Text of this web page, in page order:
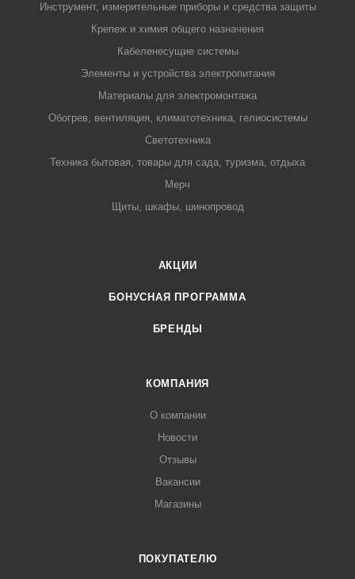
Инструмент, измерительные приборы и средства защиты
Крепеж и химия общего назначения
Кабеленесущие системы
Элементы и устройства электропитания
Материалы для электромонтажа
Обогрев, вентиляция, климатотехника, гелиосистемы
Светотехника
Техника бытовая, товары для сада, туризма, отдыха
Мерч
Щиты, шкафы, шинопровод
АКЦИИ
БОНУСНАЯ ПРОГРАММА
БРЕНДЫ
КОМПАНИЯ
О компании
Новости
Отзывы
Вакансии
Магазины
ПОКУПАТЕЛЮ